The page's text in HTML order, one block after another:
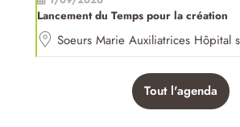
Lancement du Temps pour la création
Soeurs Marie Auxiliatrices Hôpital
Tout l'agenda